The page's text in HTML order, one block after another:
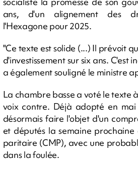
ans, d'un alignement des
l'Hexagone pour 2025.
"Ce texte est solide (...) Il prévoit
d'investissement sur six ans. C'est
a également souligné le ministre
La chambre basse a voté le texte
voix contre. Déjà adopté en
désormais faire l'objet d'un
et députés la semaine prochaine
paritaire (CMP), avec une
dans la foulée.